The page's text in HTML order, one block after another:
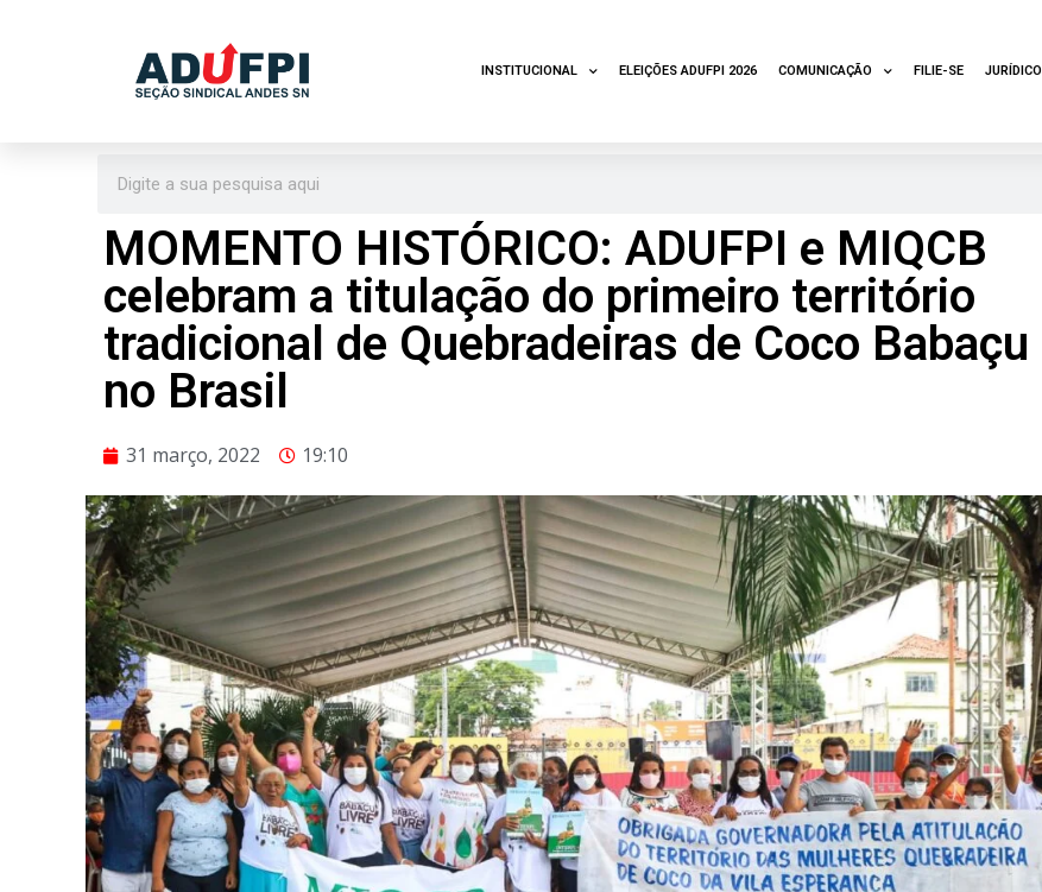
INSTITUCIONAL ELEIÇÕES ADUFPI 2026 COMUNICAÇÃO FILIE-SE JURÍDICO
MOMENTO HISTÓRICO: ADUFPI e MIQCB
celebram a titulação do primeiro território
tradicional de Quebradeiras de Coco Babaçu
no Brasil
31 março, 2022 19:10